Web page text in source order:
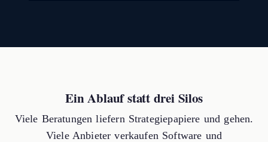
Ein Ablauf statt drei Silos
Viele Beratungen liefern Strategiepapiere und gehen.
Viele Anbieter verkaufen Software und